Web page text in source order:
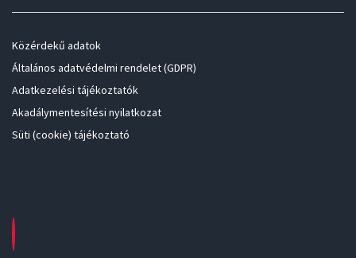
Közérdekű adatok
Általános adatvédelmi rendelet (GDPR)
Adatkezelési tájékoztatók
Akadálymentesítési nyilatkozat
Süti (cookie) tájékoztató